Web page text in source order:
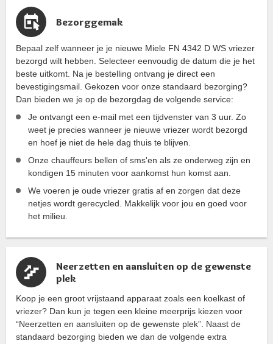
Bezorggemak
Bepaal zelf wanneer je je nieuwe Miele FN 4342 D WS vriezer
bezorgd wilt hebben. Selecteer eenvoudig de datum die je het
beste uitkomt. Na je bestelling ontvang je direct een
bevestigingsmail. Gekozen voor onze standaard bezorging?
Dan bieden we je op de bezorgdag de volgende service:
Je ontvangt een e-mail met een tijdvenster van 3 uur. Zo
weet je precies wanneer je nieuwe vriezer wordt bezorgd
en hoef je niet de hele dag thuis te blijven.
Onze chauffeurs bellen of sms'en als ze onderweg zijn en
kondigen 15 minuten voor aankomst hun komst aan.
We voeren je oude vriezer gratis af en zorgen dat deze
netjes wordt gerecycled. Makkelijk voor jou en goed voor
het milieu.
Neerzetten en aansluiten op de gewenste
plek
Koop je een groot vrijstaand apparaat zoals een koelkast of
vriezer? Dan kun je tegen een kleine meerprijs kiezen voor
“Neerzetten en aansluiten op de gewenste plek”. Naast de
standaard bezorging bieden we dan de volgende extra